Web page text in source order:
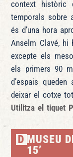
context històric
temporals sobre
és d’una hora
Anselm Clavé, hi
excepte els
els primers 90
d’espais
deixar el cotxe
Utilitza el tiquet
D MUSEU
15’